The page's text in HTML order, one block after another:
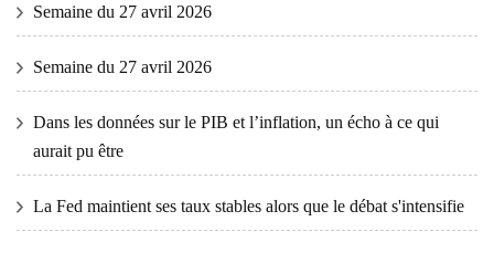
Semaine du 27 avril 2026
Semaine du 27 avril 2026
Dans les données sur le PIB et l’inflation, un écho à ce qui
aurait pu être
La Fed maintient ses taux stables alors que le débat s'intensifie